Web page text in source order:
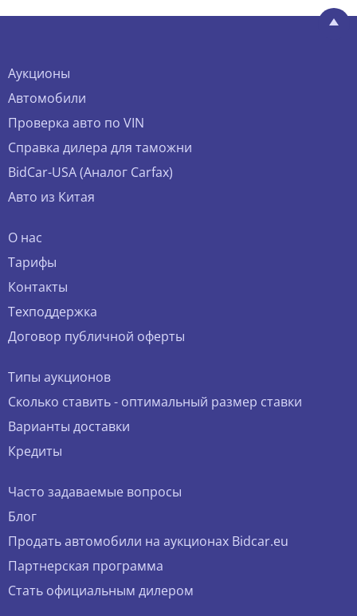
Аукционы
Автомобили
Проверка авто по VIN
Справка дилера для таможни
BidCar-USA (Аналог Carfax)
Авто из Китая
О нас
Тарифы
Контакты
Техподдержка
Договор публичной оферты
Типы аукционов
Сколько ставить - оптимальный размер ставки
Варианты доставки
Кредиты
Часто задаваемые вопросы
Блог
Продать автомобили на аукционах Bidcar.eu
Партнерская программа
Стать официальным дилером